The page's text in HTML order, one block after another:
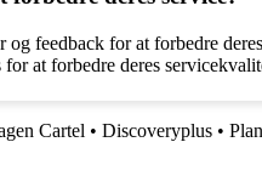
feedback for at forbedre
at forbedre deres
Cartel • Discoveryplus •